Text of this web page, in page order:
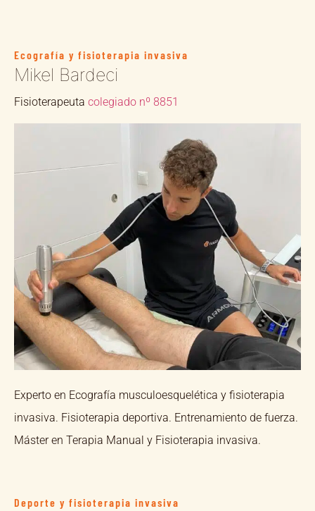
Ecografía y fisioterapia invasiva
Mikel Bardeci
Fisioterapeuta colegiado nº 8851
Experto en Ecografía musculoesquelética y fisioterapia
invasiva. Fisioterapia deportiva. Entrenamiento de fuerza.
Máster en Terapia Manual y Fisioterapia invasiva.
Deporte y fisioterapia invasiva